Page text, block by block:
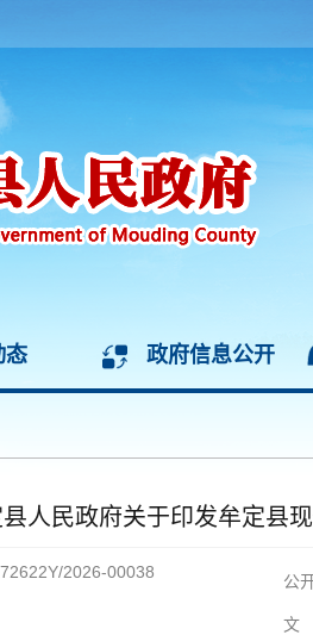
态 政府信息公开
人民政府关于印发牟定县
2026-00038 公
文